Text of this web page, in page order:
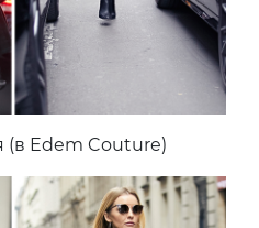
(в Edem Couture)